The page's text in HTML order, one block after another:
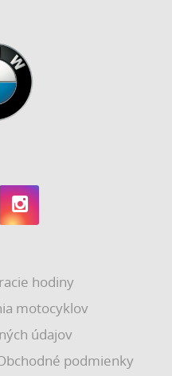
hodiny
motocyklov
údajov
podmienky